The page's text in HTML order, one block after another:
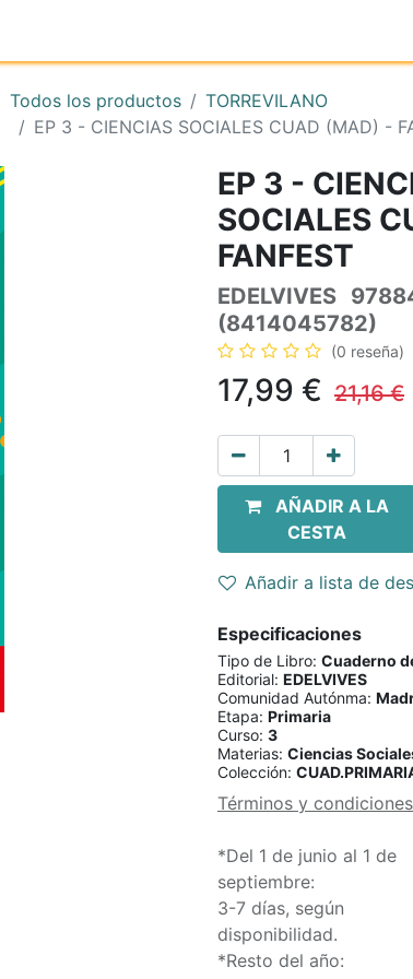
Todos los productos
TORREVILANO
EP 3 - CIENCIAS SOCIALES CUAD (MAD) -
EP 3 -
SOCIALES
FANFEST
EDELVIVES
(8414045782)
(0 reseña)
17,99 € 21,16€
AÑADIR A LA
CESTA
Añadir a lista de
Especificaciones
Tipo de Libro: Cuaderno
Editorial: EDELVIVES
Comunidad Autónma:
Etapa: Primaria
Curso: 3
Materias: Ciencias
Colección:
Términos y condiciones
*Del 1 de junio al 1 de
septiembre:
3-7 días, según
disponibilidad.
*Resto del año: